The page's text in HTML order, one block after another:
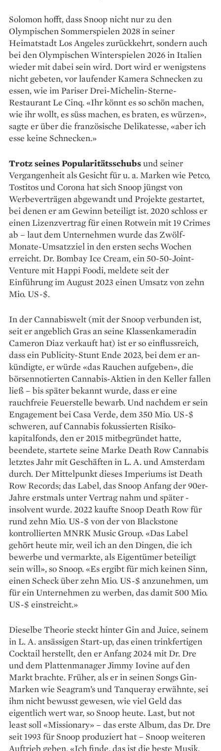
Solomon hofft, dass Snoop nicht nur zu den
Olympischen Sommerspielen 2028 in seiner
Heimatstadt Los Angeles zurückkehrt, sondern auch
bei den Olympischen Winterspielen 2026 in Italien
wieder mit dabei sein wird. Dort wird er wenigstens
nicht gebeten, vor laufender Kamera Schnecken zu
essen, wie im Pariser Drei-Michelin-Sterne-
Restaurant Le Cinq. «Ihr könnt es so schön machen,
wie ihr wollt, es süss machen, es braten, es würzen»,
sagte er über die französische Delikatesse, «aber ich
esse keine Schnecken.»
Trotz seines Popularitätsschubsund seiner
Vergangenheit als ­Gesicht für u. a. Marken wie Petco,
Tostitos und Corona hat sich Snoop jüngst von
Werbeverträgen abgewandt und Projekte gestartet,
bei denen er am Gewinn betei­ligt ist. 2020 schloss er
einen Lizenz­vertrag für einen Rotwein mit 19 Crimes
ab – laut dem Unternehmen wurde das Zwölf-
Monate-Umsatzziel in den ersten sechs Wochen
erreicht. Dr. Bombay Ice Cream, ein 50-50-Joint-
Venture mit Happi Foodi, meldete seit der
Einführung im August 2023 einen Umsatz von zehn
Mio. US-$.
In der Cannabiswelt (mit der Snoop verbunden ist,
seit er angeblich Gras an seine ­Klassenkameradin
Cameron Diaz verkauft hat) ist er so einflussreich,
dass ein Publicity-­Stunt Ende 2023, bei dem er an­
kün­digte, er würde «das Rauchen aufgeben», die
börsennotierten ­Cannabis-Aktien in den Keller fallen
ließ – bis später bekannt wurde, dass er eine
rauchfreie Feuerstelle bewarb. Und nachdem er sein
Engagement bei Casa Verde, dem 350 Mio. US-$
schweren, auf Cannabis fokus­sierten Risiko­
kapitalfonds, den er 2015 mitbegründet hatte,
beendete, startete seine Marke Death Row Cannabis
letztes Jahr mit Geschäften in L. A. und Amsterdam
durch. Der Mittelpunkt dieses Imperiums ist ­Death
Row Records; das Label, das Snoop Anfang der 90er-
Jahre erstmals unter Vertrag nahm und später ­
insolvent wurde. 2022 kaufte Snoop ­Death Row für
rund zehn Mio. US-$ von der von Blackstone
kontrollierten MNRK Music Group. «Das Label
gehört heute mir, weil ich an den Dingen, die ich
bewerbe und vermarkte, als Eigentümer beteiligt
sein will», so Snoop. «Es ergibt für mich keinen Sinn,
einen Scheck über zehn Mio. US-$ anzunehmen, um
für ein Unternehmen zu werben, das damit 500 Mio.
US-$ einstreicht.»
Dieselbe Theorie steckt ­hinter Gin and Juice, seinem
in L. A. ansässigen Start-up, das einen ­trinkfertigen
Cocktail herstellt, den er Anfang 2024 mit Dr. Dre
und dem Plattenmanager Jimmy Iovine auf den
Markt brachte. Früher, als er in seinen Songs Gin-
Marken wie Sea­gram’s und Tanqueray erwähnte, sei
ihm nicht bewusst gewesen, wie viel Geld das
eigentlich wert war, so Snoop heute. Last, but not
least soll «Missionary» – das erste Album, das Dr. Dre
seit 1993 für Snoop produziert hat – Snoop weiteren
Auftrieb geben. «Ich finde, das ist die beste Musik,